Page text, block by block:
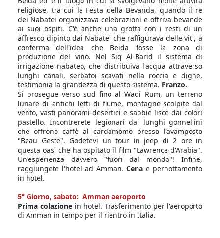
religiose, tra cui la Festa della Bevanda, quando il re
dei Nabatei organizzava celebrazioni e offriva bevande
ai suoi ospiti. C'è anche una grotta con i resti di un
affresco dipinto dai Nabatei che raffigurava delle viti, a
conferma dell'idea che Beida fosse la zona di
produzione del vino. Nel Siq Al-Barid il sistema di
irrigazione nabateo, che distribuiva l'acqua attraverso
lunghi canali, serbatoi scavati nella roccia e dighe,
testimonia la grandezza di questo sistema. Pranzo.
Si prosegue verso sud fino al Wadi Rum, un terreno
lunare di antichi letti di fiume, montagne scolpite dal
vento, vasti panorami desertici e sabbie lisce dai colori
pastello. Incontrerete legionari dai lunghi gonnellini
che offrono caffè al cardamomo presso l'avamposto
"Beau Geste". Godetevi un tour in jeep di 2 ore in
questa oasi che ha ospitato il film "Lawrence d'Arabia".
Un'esperienza davvero "fuori dal mondo"! Infine,
raggiungete l'hotel ad Amman.Cenae pernottamento
in hotel.
5° Giorno, sabato: Amman aeroporto
Prima colazione in hotel. Trasferimento per l'aeroporto
di Amman in tempo per il rientro in Italia.